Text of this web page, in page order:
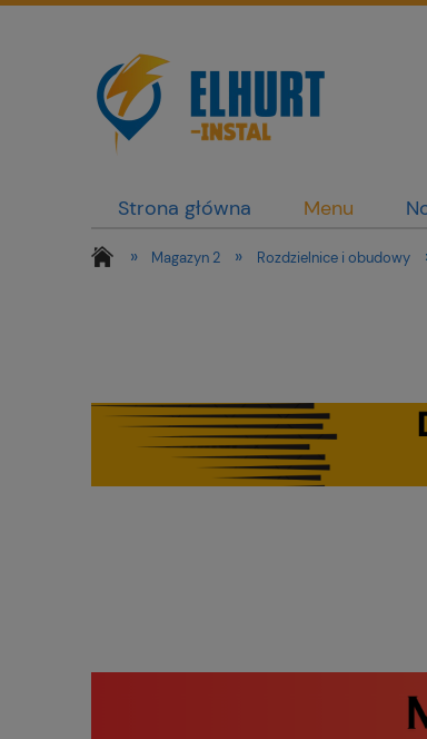
Strona główna Menu
» Magazyn 2 » Rozdzielnice i obudowy